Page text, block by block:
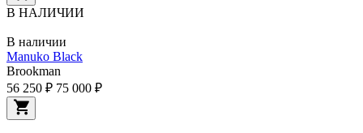
В НАЛИЧИИ
В наличии
Manuko Black
Brookman
56 250 ₽ 75 000 ₽